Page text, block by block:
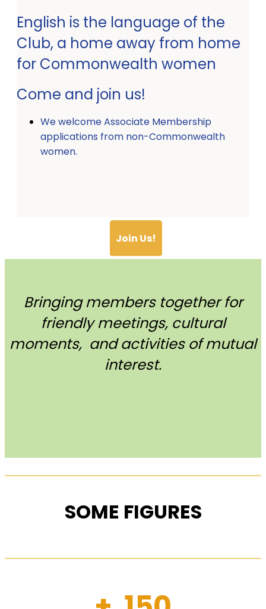
English is the language of the
Club, a home away from home
for Commonwealth women
Come and join us!
We welcome Associate Membership
applications from non-Commonwealth
women.
Join Us!
Bringing members together for
friendly meetings, cultural
moments, and activities of mutual
interest.
SOME FIGURES